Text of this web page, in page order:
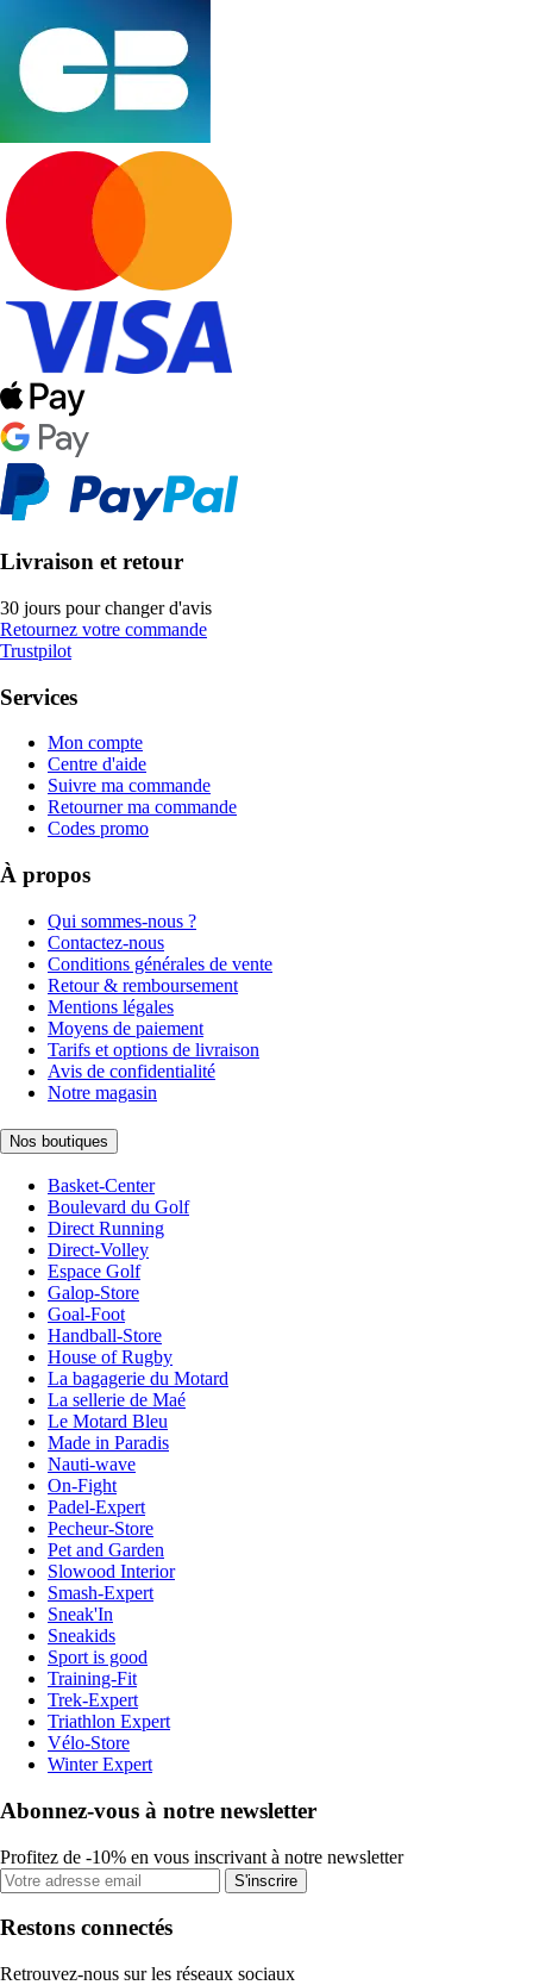
Livraison et retour
30 jours pour changer d'avis
Retournez votre commande
Trustpilot
Services
Mon compte
Centre d'aide
Suivre ma commande
Retourner ma commande
Codes promo
À propos
Qui sommes-nous ?
Contactez-nous
Conditions générales de vente
Retour & remboursement
Mentions légales
Moyens de paiement
Tarifs et options de livraison
Avis de confidentialité
Notre magasin
Nos boutiques
Basket-Center
Boulevard du Golf
Direct Running
Direct-Volley
Espace Golf
Galop-Store
Goal-Foot
Handball-Store
House of Rugby
La bagagerie du Motard
La sellerie de Maé
Le Motard Bleu
Made in Paradis
Nauti-wave
On-Fight
Padel-Expert
Pecheur-Store
Pet and Garden
Slowood Interior
Smash-Expert
Sneak'In
Sneakids
Sport is good
Training-Fit
Trek-Expert
Triathlon Expert
Vélo-Store
Winter Expert
Abonnez-vous à notre newsletter
Profitez de -10% en vous inscrivant à notre newsletter
S'inscrire
Restons connectés
Retrouvez-nous sur les réseaux sociaux